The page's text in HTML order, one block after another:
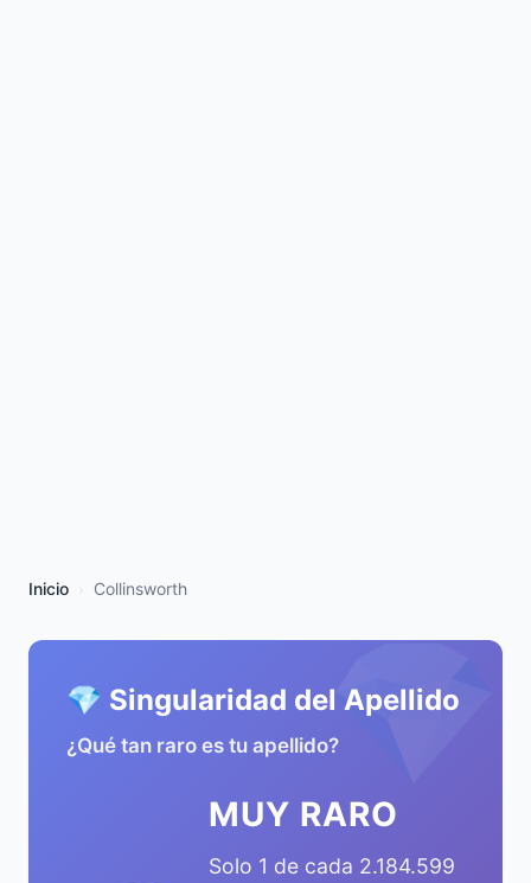
Inicio Collinsworth
💎
💎 Singularidad del Apellido
¿Qué tan raro es tu apellido?
MUY RARO
Solo 1 de cada 2.184.599